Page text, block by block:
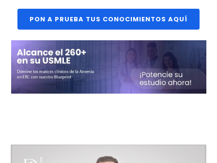
PON A PRUEBA TUS CONOCIMIENTOS AQUÍ